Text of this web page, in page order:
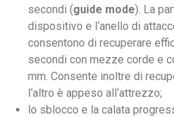
secondi (guide mode). La
dispositivo e l‘anello di
consentono di recuperare
secondi con mezze corde e
mm. Consente inoltre di
l‘altro è appeso all‘attrezzo;
lo sblocco e la calata